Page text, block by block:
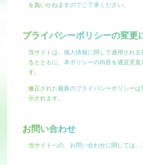
を負いかねますのでご了承ください。
プライバシーポリシーの変更
当サイトは、個人情報に関して適用され
るとともに、本ポリシーの内容を適宜見直
す。
修正された最新のプライバシーポリシー
示されます。
お問い合わせ
当サイトへの、お問い合わせに関しては、